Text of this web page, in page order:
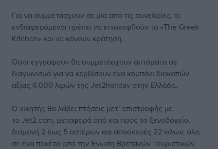
Για να συμμετάσχουν σε μία από τις συνεδρίες, οι
ενδιαφερόμενοι πρέπει να επισκεφθούν το «The Greek
Kitchen» και να κάνουν κράτηση.
Όσοι εγγραφούν θα συμμετάσχουν αυτόματα σε
διαγωνισμό για να κερδίσουν ένα κουπόνι διακοπών
αξίας 4.000 λιρών της Jet2holiday στην Ελλάδα.
Ο νικητής θα λάβει πτήσεις μετ’ επιστροφής με
το Jet2.com, μεταφορά από και προς το ξενοδοχείο,
διαμονή 2 έως 5 αστέρων και αποσκευές 22 κιλών, όλα
σε ένα πακέτο από την Ένωση Βρετανών Τουριστικών